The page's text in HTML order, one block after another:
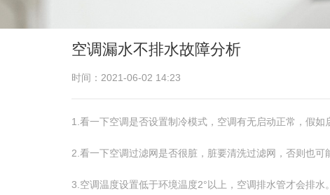
空调漏水不排水故障分析
时间：2021-06-02 14:23
1.看一下空调是否设置制冷模式，空调有无启动正常，假如
2.看一下空调过滤网是否很脏，脏要清洗过滤网，否则也可
3.空调温度设置低于环境温度2°以上，空调排水管才会排水。